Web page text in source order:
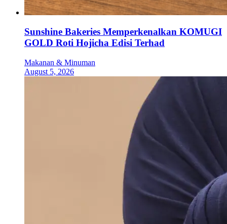
Sunshine Bakeries Memperkenalkan KOMUGI
GOLD Roti Hojicha Edisi Terhad
Makanan & Minuman
August 5, 2026